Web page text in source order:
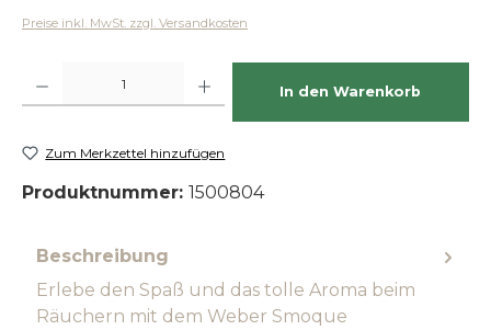
Preise inkl. MwSt. zzgl. Versandkosten
In den Warenkorb
Zum Merkzettel hinzufügen
Produktnummer: 1500804
Beschreibung
Erlebe den Spaß und das tolle Aroma beim
Räuchern mit dem Weber Smoque